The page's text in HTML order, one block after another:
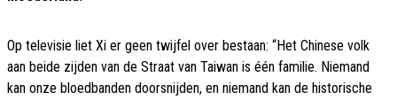
Op televisie liet Xi er geen twijfel over bestaan: “Het Chinese volk
aan beide zijden van de Straat van Taiwan is één familie. Niemand
kan onze bloedbanden doorsnijden, en niemand kan de historische